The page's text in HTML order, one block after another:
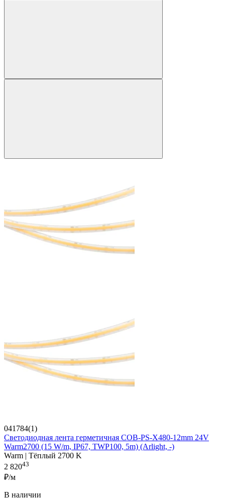
041784(1)
Светодиодная лента герметичная COB-PS-X480-12mm 24V
Warm2700 (15 W/m, IP67, TWP100, 5m) (Arlight, -)
Warm | Тёплый 2700 K
2 82043
₽/м
В наличии